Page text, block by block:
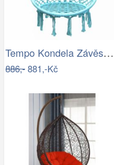
Tempo Kondela Závěsné křeslo AMADO 2…
886,-881,-Kč